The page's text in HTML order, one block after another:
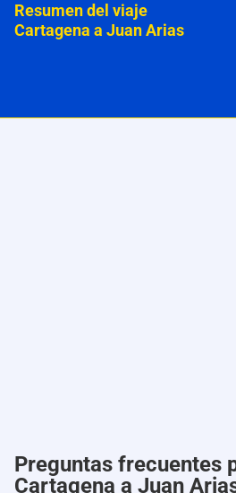
Resumen del viaje
Cartagena a Juan Arias
Preguntas frecuentes
Cartagena a Juan